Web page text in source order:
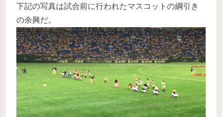
下記の写真は試合前に行われたマスコットの綱引き
の余興だ。